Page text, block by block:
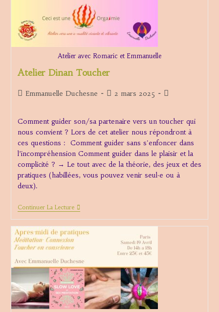
États
Orgasmiques
?
Atelier avec Romaric et Emmanuelle
Atelier Dinan Toucher
Auteur/autrice
publication :
Emmanuelle Duchesne
Publication
2 mars 2025
Post
Comment guider son/sa partenaire vers un toucher qui
nous convient ? Lors de cet atelier nous répondront à
ces questions : Comment guider sans s'enfoncer dans
l’incompréhension Comment guider dans le plaisir et la
complicité ? → Le tout avec de la théorie, des jeux et des
pratiques (habillées, vous pouvez venir seul·e ou à
deux).
Continuer La LectureAtelier